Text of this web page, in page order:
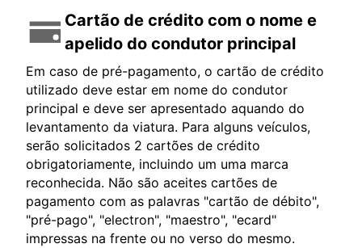
Cartão de crédito com o nome e
apelido do condutor principal
Em caso de pré-pagamento, o cartão de crédito
utilizado deve estar em nome do condutor
principal e deve ser apresentado aquando do
levantamento da viatura. Para alguns veículos,
serão solicitados 2 cartões de crédito
obrigatoriamente, incluindo um uma marca
reconhecida. Não são aceites cartões de
pagamento com as palavras "cartão de débito",
"pré-pago", "electron", "maestro", "ecard"
impressas na frente ou no verso do mesmo.